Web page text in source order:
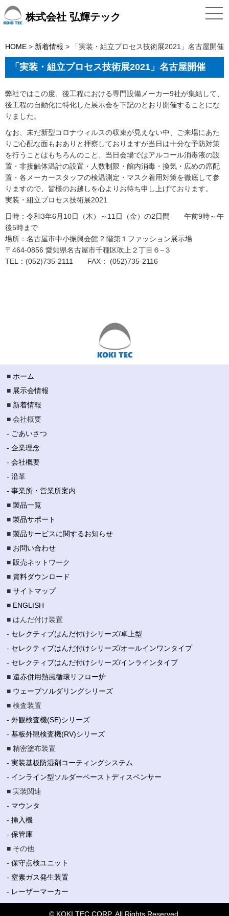
株式会社 弘輝テック
HOME > 新着情報 > 「実装・組立プロセス技術展2021」名古屋開催
「実装・組立プロセス技術展2021」名古屋開催
弊社ではこの度、後工程における専門設備メーカー9社が集結して、
後工程の自動化に特化した展示会を下記のとおり開催することにな
りました。
なお、未だ新型コロナウィルスの収束が見えない中、ご来場にあた
りご心配な面もおありと拝察しておりますが当日は十分な予防対策
を行うことはもちろんのこと、当日会場ではアルコール消毒液の設
置・非接触体温計の設置・人数制限・館内消毒・換気・広めの席配
置・各メーカースタッフの検温測定・マスク着用対策を徹底して参
りますので、皆様のお越しを心よりお待ち申し上げております。
実装・組立プロセス技術展2021
日時：令和3年6月10日（木）～11日（金）の2日間 午前9時～午
後5時まで
場所：名古屋市中小振興会館 2 階第１ファッション展示場
〒464-0856 愛知県名古屋市千種区吹上２丁目６−３
TEL：(052)735-2111 FAX： (052)735-2116
■ ホーム
■ 展示会情報
■ 新着情報
■ 会社概要
- ごあいさつ
- 企業理念
- 会社概要
- 沿革
- 事業所・営業所案内
■製品一覧
■製品サポート
■製品サービスに関するお知らせ
■ お問い合わせ
■ 販売ネットワーク
■ 資料ダウンロード
■サイトマップ
■ ENGLISH
■ はんだ付け装置
- セレクティブはんだ付けシリーズ/卓上型
- セレクティブはんだ付けシリーズ/オールインワンタイプ
- セレクティブはんだ付けシリーズ/インラインタイプ
■遠赤併用熱風循環リフロー炉
■ ウェーブソルダリングシリーズ
■ 検査装置
- 外観検査機(SE)シリーズ
- 基板外観検査機(RV)シリーズ
■ 精密塗布装置
- 実装基板防湿剤コーティングシステム
- インライン型ソルダーペーストディスペンサー
■ 実装関連
- マウンタ
- 挿入機
- 保管庫
■ その他
- 保守点検ユニット
- 窒素ガス発生装置
- レーザーマーカー
© KOKI TEC CORP. All Rights Reserved.